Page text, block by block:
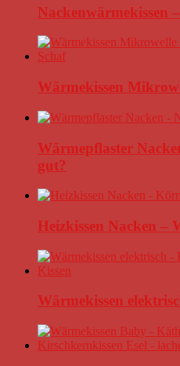
Nackenwärmekissen
Wärmekissen
Wärmepflaster
gut?
Heizkissen Nacken –
Wärmekissen